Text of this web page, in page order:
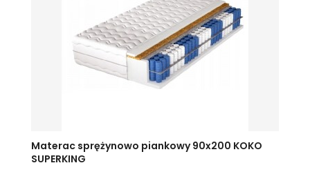
Materac sprężynowo piankowy 90x200 KOKO
SUPERKING